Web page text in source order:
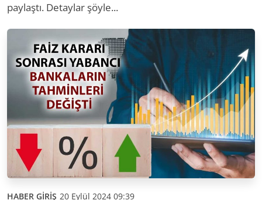
paylaştı. Detaylar şöyle...
HABER GİRİŞ 20 Eylül 2024 09:39